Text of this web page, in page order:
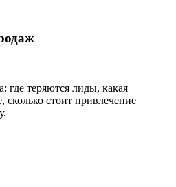
где теряются лиды, какая
сколько стоит привлечение